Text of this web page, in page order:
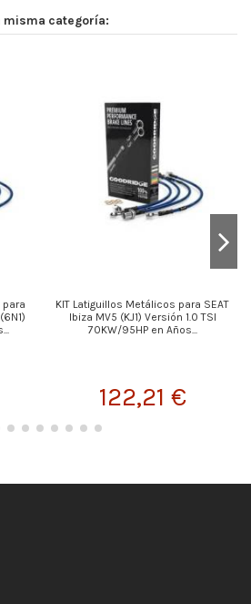
misma categoría:
para
KIT Latiguillos Metálicos para SEAT
Ibiza MV5 (KJ1) Versión 1.0 TSI
70KW/95HP en Años...
122,21 €